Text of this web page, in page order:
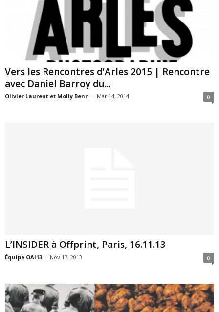
Vers les Rencontres d’Arles 2015 | Rencontre
avec Daniel Barroy du...
Olivier Laurent et Molly Benn - Mar 14, 2014 0
L’INSIDER à Offprint, Paris, 16.11.13
Équipe OAI13 - Nov 17, 2013 0